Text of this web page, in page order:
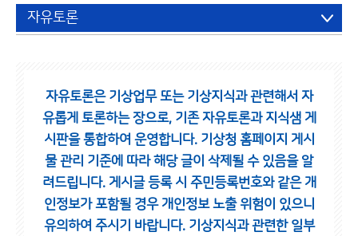
자유토론
자유토론은 기상업무 또는 기상지식과 관련해서 자
유롭게 토론하는 장으로, 기존 자유토론과 지식샘 게
시판을 통합하여 운영합니다. 기상청 홈페이지 게시
물 관리 기준에 따라 해당 글이 삭제될 수 있음을 알
려드립니다. 게시글 등록 시 주민등록번호와 같은 개
인정보가 포함될 경우 개인정보 노출 위험이 있으니
유의하여 주시기 바랍니다. 기상지식과 관련한 일부